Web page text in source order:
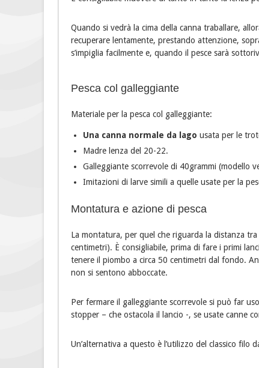
Quando si vedrà la cima della canna traballare,
recuperare lentamente, prestando attenzione,
s’impiglia facilmente e, quando il pesce sarà
Pesca col galleggiante
Materiale per la pesca col galleggiante:
Una canna normale da lago usata per le
Madre lenza del 20-22.
Galleggiante scorrevole di 40grammi (modello
Imitazioni di larve simili a quelle usate per la
Montatura e azione di pesca
La montatura, per quel che riguarda la distanza
centimetri). È consigliabile, prima di fare i primi
tenere il piombo a circa 50 centimetri dal fondo.
non si sentono abboccate.
Per fermare il galleggiante scorrevole si può far
stopper – che ostacola il lancio -, se usate canne
Un’alternativa a questo è l’utilizzo del classico